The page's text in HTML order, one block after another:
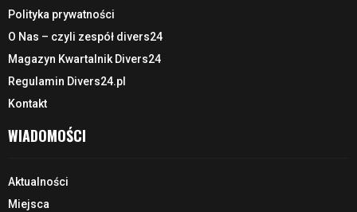
Polityka prywatności
O Nas – czyli zespół divers24
Magazyn Kwartalnik Divers24
Regulamin Divers24.pl
Kontakt
WIADOMOŚCI
Aktualności
Miejsca